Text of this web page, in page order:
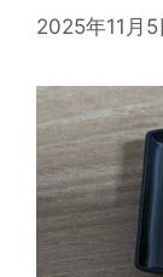
2025年11月5